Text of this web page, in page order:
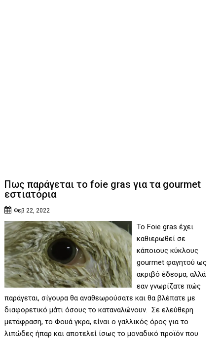
Πως παράγεται το foie gras για τα gourmet
εστιατόρια
Φεβ 22, 2022
Το Foie gras έχει
καθιερωθεί σε
κάποιους κύκλους
gourmet φαγητού ως
ακριβό έδεσμα, αλλά
εαν γνωρίζατε πώς
παράγεται, σίγουρα θα αναθεωρούσατε και θα βλέπατε με
διαφορετικό μάτι όσους το καταναλώνουν. Σε ελεύθερη
μετάφραση, το Φουά γκρα, είναι ο γαλλικός όρος για το
λιπώδες ήπαρ και αποτελεί ίσως το μοναδικό προϊόν που